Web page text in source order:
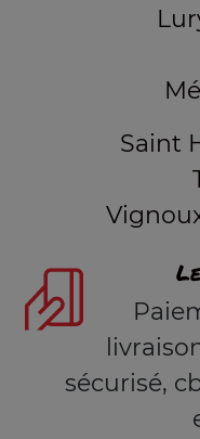
Saint
sécurisé,